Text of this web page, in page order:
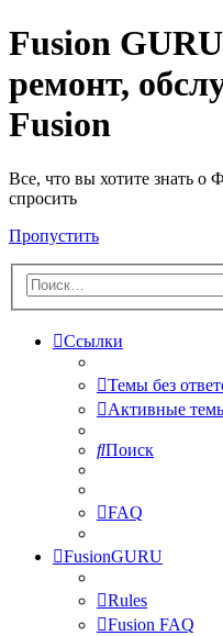
Fusion
ремонт,
Fusion
Все, что вы хотите знать
спросить
Пропустить
Ссылки
Темы без
Активные
Поиск
FAQ
FusionGURU
Rules
Fusion FAQ